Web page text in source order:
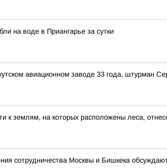
на воде в Приангарье за сутки
авиационном заводе 33 года, штурман
к землям, на которых расположены леса,
сотрудничества Москвы и Бишкека